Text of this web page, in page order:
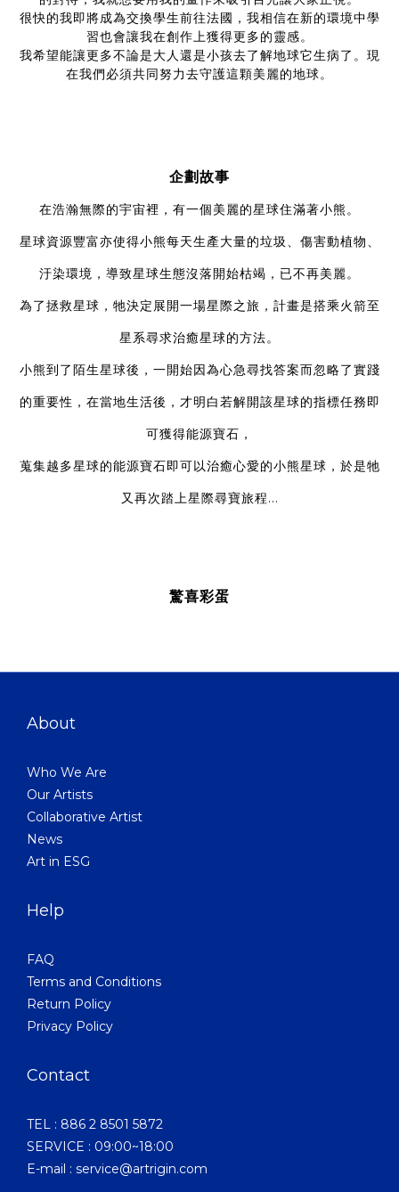
很快的我即將成為交換學生前往法國，我相信在新的環境中學
習也會讓我在創作上獲得更多的靈感。
我希望能讓更多不論是大人還是小孩去了解地球它生病了。現
在我們必須共同努力去守護這顆美麗的地球。
企劃故事
在浩瀚無際的宇宙裡，有一個美麗的星球住滿著小熊。
星球資源豐富亦使得小熊每天生產大量的垃圾、傷害動植物、
汙染環境，導致星球生態沒落開始枯竭，已不再美麗。
為了拯救星球，牠決定展開一場星際之旅，計畫是搭乘火箭至
星系尋求治癒星球的方法。
小熊到了陌生星球後，一開始因為心急尋找答案而忽略了實踐
的重要性，在當地生活後，才明白若解開該星球的指標任務即
可獲得能源寶石，
蒐集越多星球的能源寶石即可以治癒心愛的小熊星球，於是牠
又再次踏上星際尋寶旅程...
驚喜彩蛋
About
Who We Are
Our Artists
Collaborative Artist
News
Art in ESG
Help
FAQ
Terms and Conditions
Return Policy
Privacy Policy
Contact
TEL : 886 2 8501 5872
SERVICE : 09:00~18:00
E-mail : service@artrigin.com